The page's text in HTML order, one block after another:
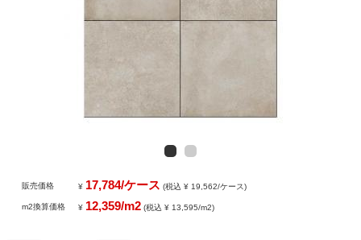
販売価格 ¥ 17,784/ケース (税込 ¥ 19,562/ケース)
m2換算価格 ¥ 12,359/m2 (税込 ¥ 13,595/m2)